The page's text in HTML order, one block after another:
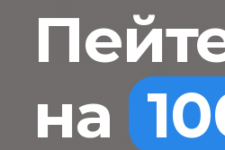
на